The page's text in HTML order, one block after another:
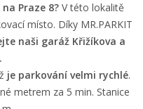
Praze 8? V této lokalitě
místo. Díky MR.PARKIT
naši garáž Křižíkova a
je parkování velmi rychlé.
metrem za 5 min. Stanice